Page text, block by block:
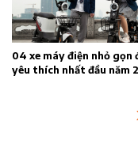
04 xe máy điện nhỏ gọn
yêu thích nhất đầu năm